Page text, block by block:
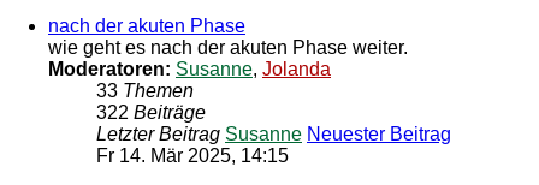
nach der akuten Phase
wie geht es nach der akuten Phase weiter.
Moderatoren: Susanne, Jolanda
33 Themen
322 Beiträge
Letzter Beitrag Susanne Neuester Beitrag
Fr 14. Mär 2025, 14:15